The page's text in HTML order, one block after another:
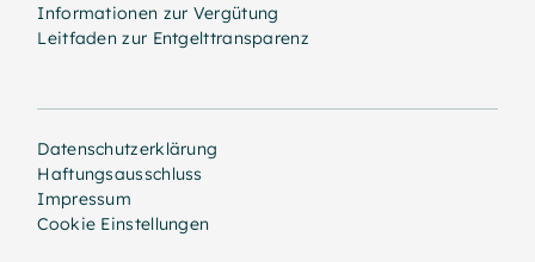
Informationen zur Vergütung
Leitfaden zur Entgelttransparenz
Datenschutzerklärung
Haftungsausschluss
Impressum
Cookie Einstellungen